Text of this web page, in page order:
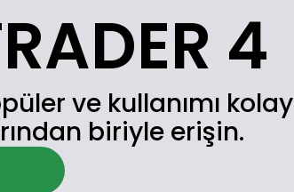
4
ve kullanımı kolay
biriyle erişin.